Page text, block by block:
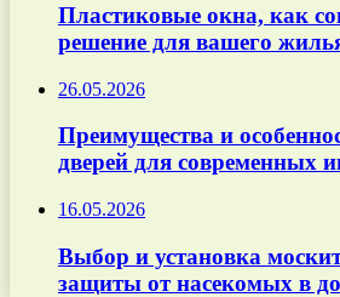
Пластиковые окна, как
решение для вашего
26.05.2026
Преимущества и
дверей для современных
16.05.2026
Выбор и установка
защиты от насекомых в